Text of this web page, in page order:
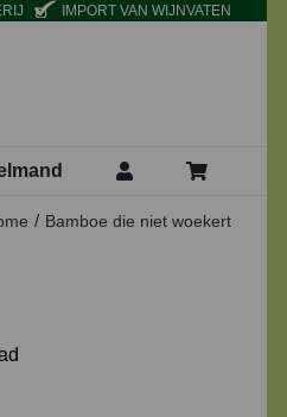
IMPORT VAN WIJNVATEN
Bamboe die niet woekert